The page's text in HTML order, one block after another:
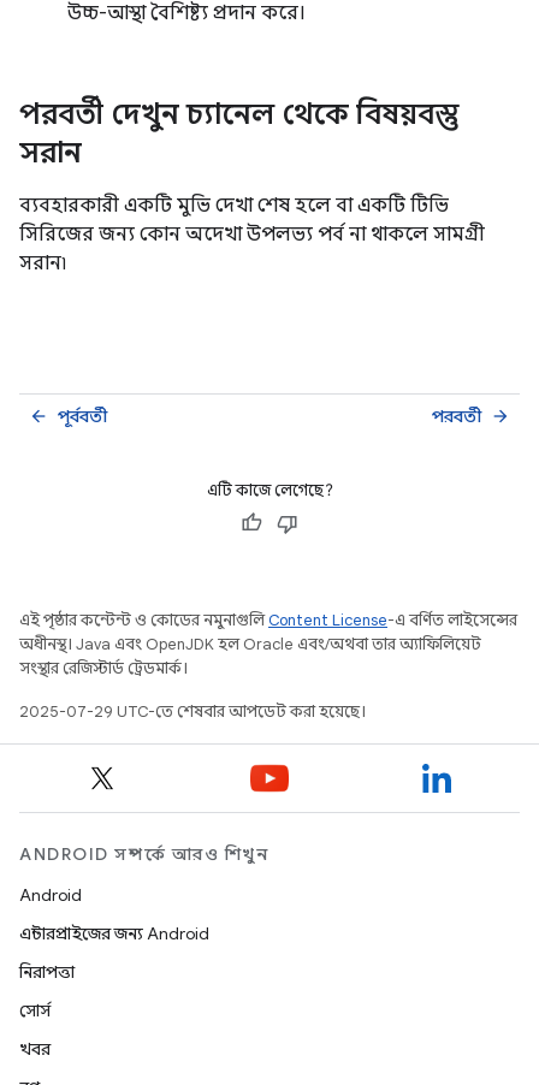
উচ্চ-আস্থা বৈশিষ্ট্য প্রদান করে।
পরবর্তী দেখুন চ্যানেল থেকে বিষয়বস্তু
সরান
ব্যবহারকারী একটি মুভি দেখা শেষ হলে বা একটি টিভি
সিরিজের জন্য কোন অদেখা উপলভ্য পর্ব না থাকলে সামগ্রী
সরান৷
পূর্ববর্তী
arrow_back পরবর্তী arrow_forward
এটি কাজে লেগেছে?
এই পৃষ্ঠার কন্টেন্ট ও কোডের নমুনাগুলিContent License-এ বর্ণিত লাইসেন্সের
অধীনস্থ। Java এবং OpenJDK হল Oracle এবং/অথবা তার অ্যাফিলিয়েট
সংস্থার রেজিস্টার্ড ট্রেডমার্ক।
2025-07-29 UTC-তে শেষবার আপডেট করা হয়েছে।
ANDROID সম্পর্কে আরও শিখুন
Android
এন্টারপ্রাইজের জন্য Android
নিরাপত্তা
সোর্স
খবর